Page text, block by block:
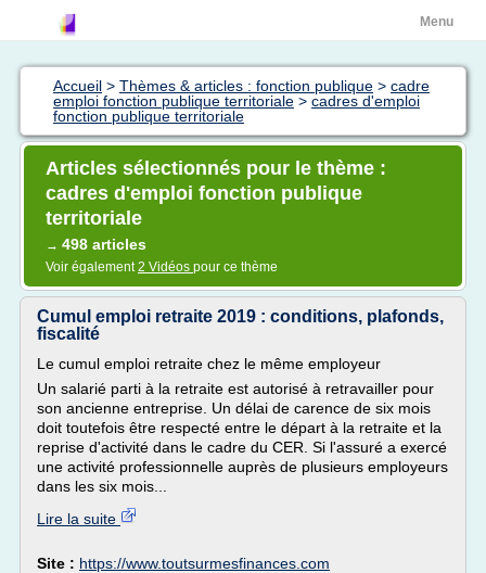
Menu
Accueil > Thèmes & articles : fonction publique > cadre
emploi fonction publique territoriale > cadres d'emploi
fonction publique territoriale
Articles sélectionnés pour le thème :
cadres d'emploi fonction publique
territoriale
→ 498 articles
Voir également2 Vidéos pour ce thème
Cumul emploi retraite 2019 : conditions, plafonds,
fiscalité
Le cumul emploi retraite chez le même employeur
Un salarié parti à la retraite est autorisé à retravailler pour
son ancienne entreprise. Un délai de carence de six mois
doit toutefois être respecté entre le départ à la retraite et la
reprise d'activité dans le cadre du CER. Si l'assuré a exercé
une activité professionnelle auprès de plusieurs employeurs
dans les six mois...
Lire la suite
Site : https://www.toutsurmesfinances.com